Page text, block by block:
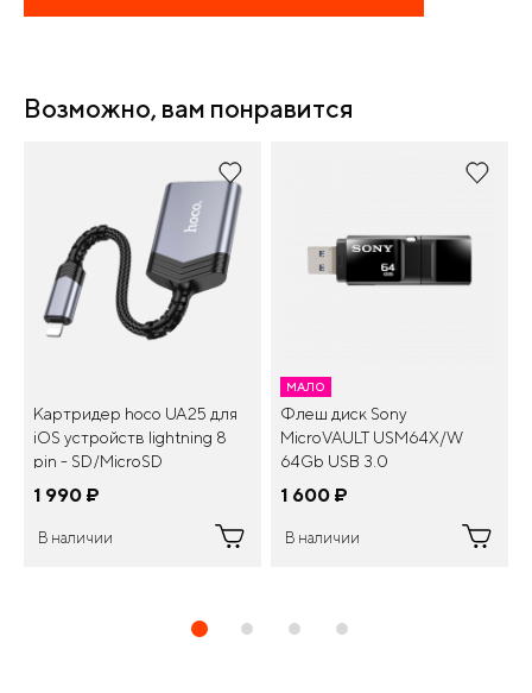
Возможно, вам понравится
Картридер hoco UA25 для
iOS устройств lightning 8
pin - SD/MicroSD
1 990 ¤
В наличии
МАЛО
Флеш диск Sony
MicroVAULT USM64X/W
64Gb USB 3.0
1 600 ¤
В наличии